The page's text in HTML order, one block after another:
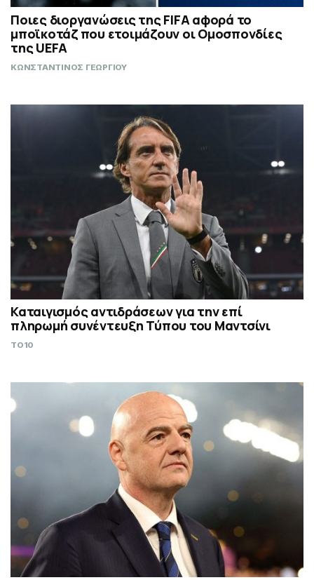
Ποιες διοργανώσεις της FIFA αφορά το
μποϊκοτάζ που ετοιμάζουν οι Ομοσπονδίες
της UEFA
ΚΩΝΣΤΑΝΤΙΝΟΣ ΓΕΩΡΓΙΟΥ
Καταιγισμός αντιδράσεων για την επί
πληρωμή συνέντευξη Τύπου του Μαντσίνι
TO10